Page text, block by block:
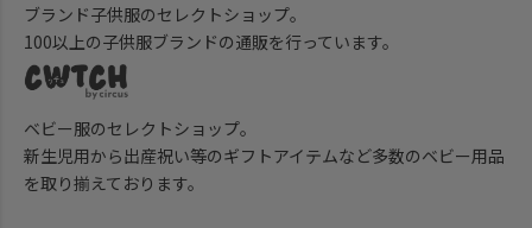
ブランド子供服のセレクトショップ。
100以上の子供服ブランドの通販を行っています。
ベビー服のセレクトショップ。
新生児用から出産祝い等のギフトアイテムなど多数のベビー用品
を取り揃えております。